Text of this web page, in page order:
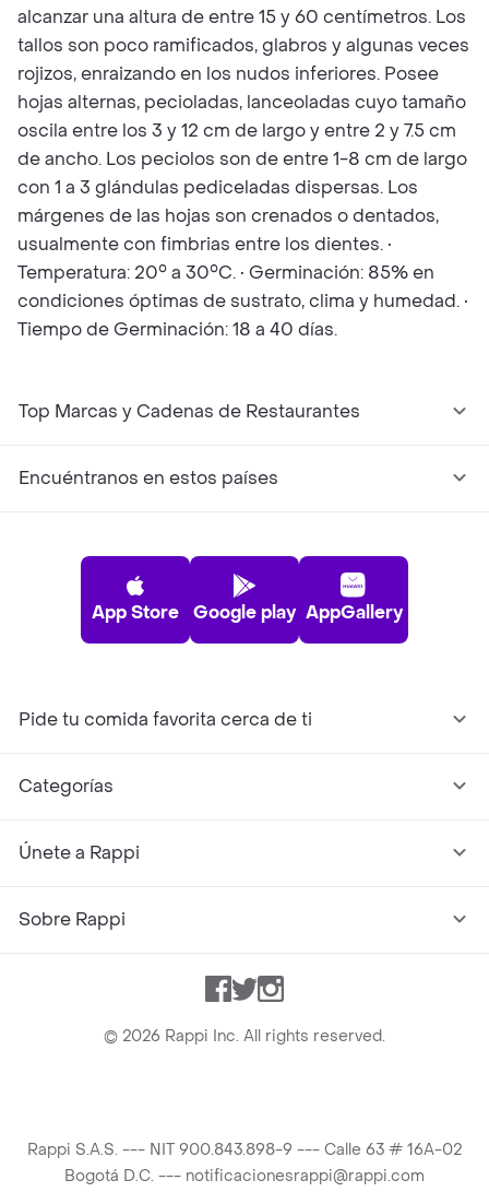
alcanzar una altura de entre 15 y 60 centímetros. Los
tallos son poco ramificados, glabros y algunas veces
rojizos, enraizando en los nudos inferiores. Posee
hojas alternas, pecioladas, lanceoladas cuyo tamaño
oscila entre los 3 y 12 cm de largo y entre 2 y 7.5 cm
de ancho. Los peciolos son de entre 1-8 cm de largo
con 1 a 3 glándulas pediceladas dispersas. Los
márgenes de las hojas son crenados o dentados,
usualmente con fimbrias entre los dientes. •
Temperatura: 20° a 30°C. • Germinación: 85% en
condiciones óptimas de sustrato, clima y humedad. •
Tiempo de Germinación: 18 a 40 días.
Top Marcas y Cadenas de Restaurantes
Encuéntranos en estos países
App Store Google play AppGallery
Pide tu comida favorita cerca de ti
Categorías
Únete a Rappi
Sobre Rappi
Facebook
TwitterInstagram
© 2026 Rappi Inc. All rights reserved.
Rappi S.A.S. --- NIT 900.843.898-9 --- Calle 63 # 16A-02
Bogotá D.C. --- notificacionesrappi@rappi.com